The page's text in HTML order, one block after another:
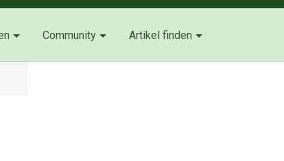
Community Artikel finden